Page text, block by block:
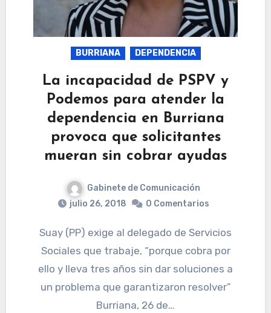
BURRIANA DEPENDENCIA
La incapacidad de PSPV y
Podemos para atender la
dependencia en Burriana
provoca que solicitantes
mueran sin cobrar ayudas
Gabinete de Comunicación
julio 26, 2018
0 Comentarios
Suay (PP) exige al delegado de Servicios
Sociales que trabaje, “porque cobra por
ello y lleva tres años sin dar soluciones a
un problema que garantizaron resolver”
Burriana, 26 de…